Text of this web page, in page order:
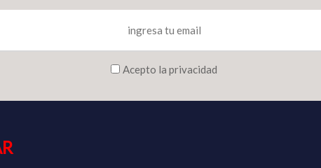
Acepto la privacidad